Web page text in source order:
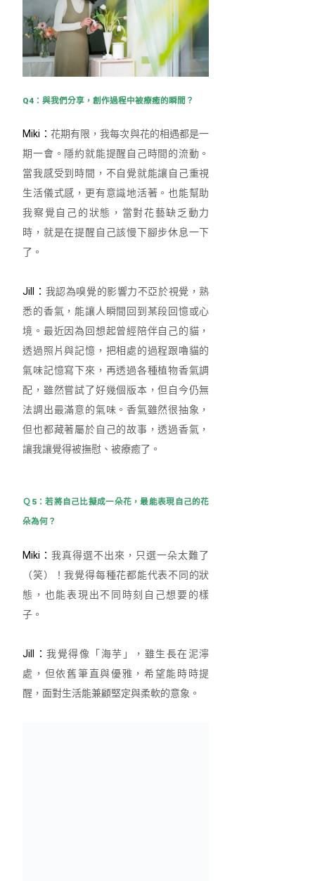
Q4：與我們分享，創作過程中被療癒的瞬間？
Miki： 花期有限，我每次與花的相遇都是一
期一會。隱約就能提醒自己時間的流動。
當我感受到時間，不自覺就能讓自己重視
生活儀式感，更有意識地活著。也能幫助
我察覺自己的狀態，當對花藝缺乏動力
時，就是在提醒自己該慢下腳步休息一下
了。
Jill： 我認為嗅覺的影響力不亞於視覺，熟
悉的香氣，能讓人瞬間回到某段回憶或心
境。最近因為回想起曾經陪伴自己的貓，
透過照片與記憶，把相處的過程跟嚕貓的
氣味記憶寫下來，再透過各種植物香氣調
配，雖然嘗試了好幾個版本，但自今仍無
法調出最滿意的氣味。香氣雖然很抽象，
但也都藏著屬於自己的故事，透過香氣，
讓我讓覺得被撫慰、被療癒了。
Ｑ5：若將自己比擬成一朵花，最能表現自己的花
朵為何？
Miki：我真得選不出來，只選一朵太難了
（笑）！我覺得每種花都能代表不同的狀
態，也能表現出不同時刻自己想要的樣
子。
Jill：我覺得像「海芋」，雖生長在泥濘
處，但依舊筆直與優雅，希望能時時提
醒，面對生活能兼顧堅定與柔軟的意象。